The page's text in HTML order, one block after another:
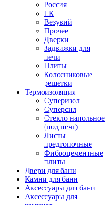
Россия
LК
Везувий
Прочее
Дверки
Задвижки для
печи
Плиты
Колосниковые
решетки
Термоизоляция
Суперизол
Суперсил
Стекло напольное
(под печь)
Листы
предтопочные
Фиброцементные
плиты
Двери для бани
Камни для бани
Аксессуары для бани
Аксессуары для